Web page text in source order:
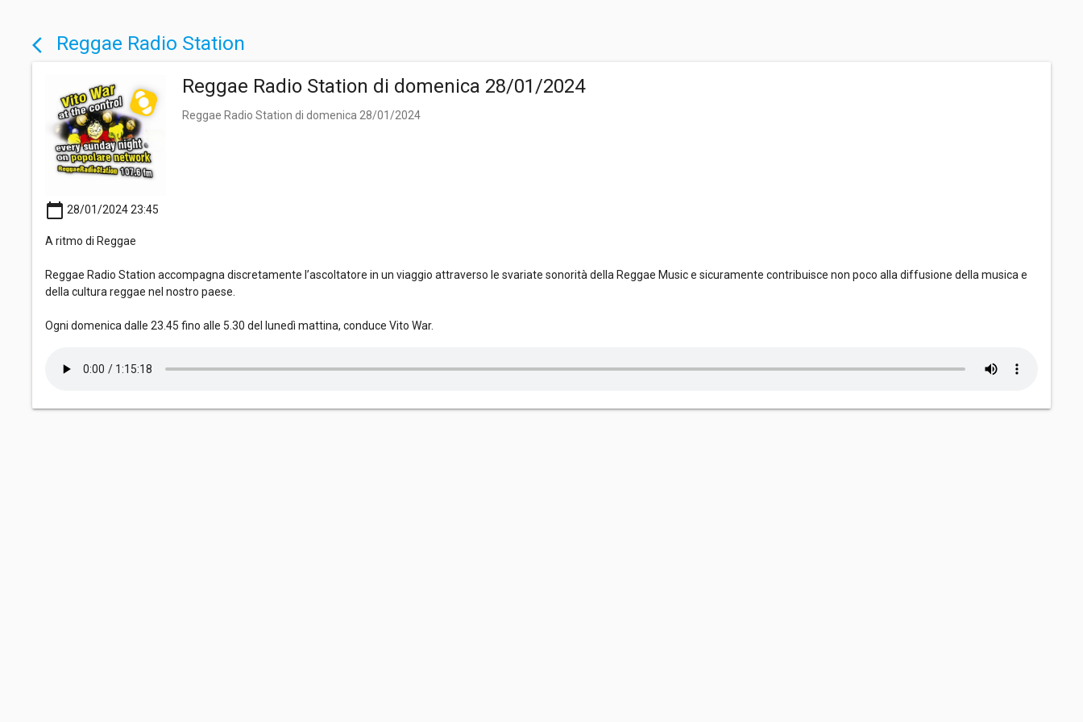
arrow_back_ios Reggae Radio Station
Reggae Radio Station di domenica 28/01/2024
Reggae Radio Station di domenica 28/01/2024
calendar_today 28/01/2024 23:45
A ritmo di Reggae
Reggae Radio Station accompagna discretamente l’ascoltatore in un viaggio attraverso le svariate sonorità della Reggae Music e sicuramente contribuisce non poco alla diffusione della musica e
della cultura reggae nel nostro paese.
Ogni domenica dalle 23.45 fino alle 5.30 del lunedì mattina, conduce Vito War.